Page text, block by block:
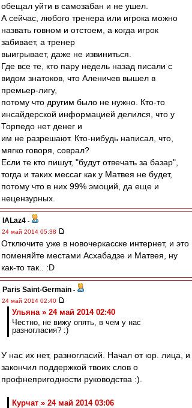
обещал уйти в самозабан и не ушел.
А сейчас, любого тренера или игрока можно
назвать говном и отстоем, а когда игрок
забивает, а тренер
выигрывает, даже не извиниться.
Где все те, кто пару недель назад писали с
видом знатоков, что Аленичев вышел в
премьер-лигу,
потому что другим было не нужно. Кто-то
инсайдерской информацией делился, что у
Торпедо нет денег и
им не разрешают. Кто-нибудь написал, что,
мягко говоря, соврал?
Если те кто пишут, "будут отвечать за базар",
тогда и таких мессаг как у Матвея не будет,
потому что в них 99% эмоций, да еще и
нецензурных.
IALaz4 -
24 май 2014 05:38
Отключите уже в новочеркасске интернет, и это
поменяйте местами Асхабадзе и Матвея, ну
как-то так.. :D
Paris Saint-Germain -
24 май 2014 02:40
Ульяна » 24 май 2014 02:40
Честно, не вижу опять, в чем у нас
разногласия? :)
У нас их нет, разногласий. Начал от юр. лица, и
закончил поддержкой твоих слов о
профнепригодности руководства :).
Курчат » 24 май 2014 03:06